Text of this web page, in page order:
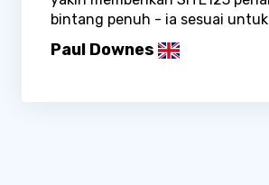
bintang penuh - ia sesuai
Paul Downes